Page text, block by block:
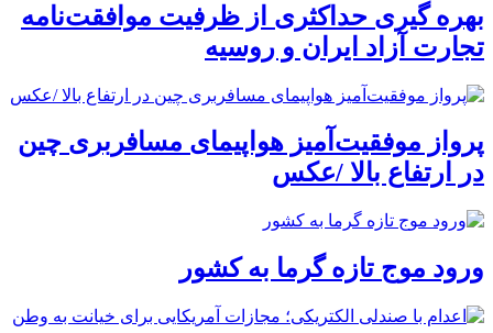
بهره گیری حداکثری از ظرفیت موافقت‌نامه
تجارت آزاد ایران و روسیه
پرواز موفقیت‌آمیز هواپیمای مسافربری چین
در ارتفاع بالا /عکس
ورود موج تازه گرما به کشور